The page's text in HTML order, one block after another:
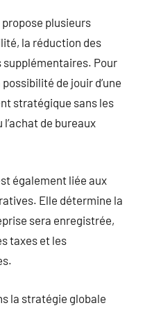
plusieurs
la réduction des
supplémentaires. Pour
de jouir d’une
stratégique sans les
de bureaux
également liée aux
Elle détermine la
sera enregistrée,
taxes et les
la stratégie globale